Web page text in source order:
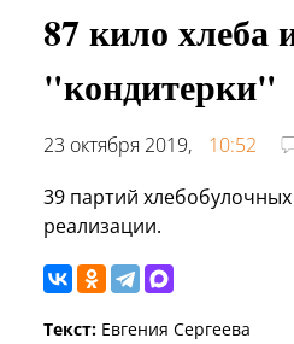
87 кило хлеба
"кондитерки"
23 октября 2019, 10:52
39 партий
реализации.
Текст: Евгения Сергеева